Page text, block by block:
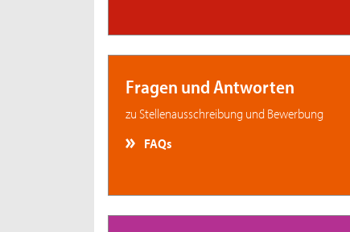
Fragen und Antworten
zu Stellenausschreibung und Bewerbung
FAQs